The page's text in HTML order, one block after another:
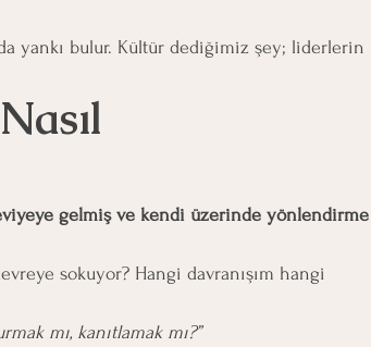
yankı bulur. Kültür dediğimiz şey; liderlerin
gelmiş ve kendi üzerinde yönlendirme
sokuyor? Hangi davranışım hangi
mı, kanıtlamak mı?”